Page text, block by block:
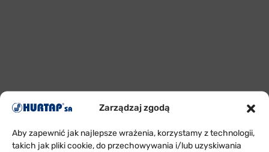
Zarządzaj zgodą
Aby zapewnić jak najlepsze wrażenia, korzystamy z technologii,
takich jak pliki cookie, do przechowywania i/lub uzyskiwania